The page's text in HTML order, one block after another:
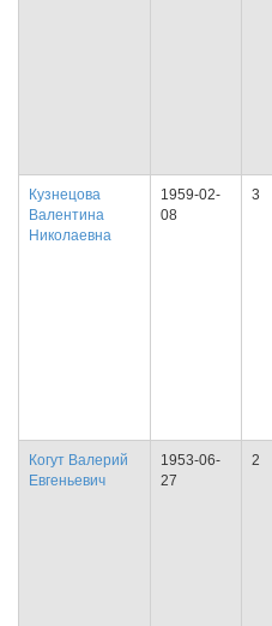
Кузнецова
Валентина
Николаевна
1959-02-
08
3
Когут Валерий
Евгеньевич
1953-06-
27
2